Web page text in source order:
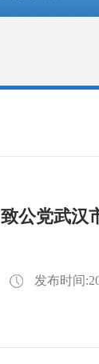
致公党武汉
发布时间